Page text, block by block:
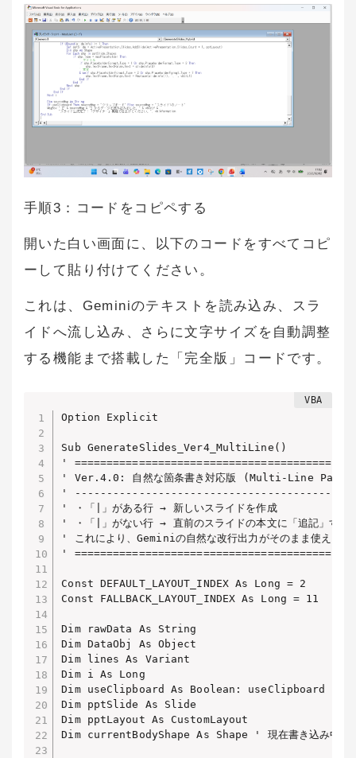
手順3：コードをコピペする
開いた白い画面に、以下のコードをすべてコピ
ーして貼り付けてください。
これは、Geminiのテキストを読み込み、スラ
イドへ流し込み、さらに文字サイズを自動調整
する機能まで搭載した「完全版」コードです。
Option Explicit
Sub GenerateSlides_Ver4_MultiLine()
'
' Ver.4.0: 自然な箇条書き対応版 (Multi-Line
'
' ・「|」がある行 → 新しいスライドを作成
' ・「|」がない行 → 直前のスライドの本文に「追記」する
' これにより、Geminiの自然な改行出力がそのまま使えるよ
'
Const DEFAULT_LAYOUT_INDEX As Long = 2
Const FALLBACK_LAYOUT_INDEX As Long = 11
Dim rawData As String
Dim DataObj As Object
Dim lines As Variant
Dim i As Long
Dim useClipboard As Boolean: useClipboard =
Dim pptSlide As Slide
Dim pptLayout As CustomLayout
Dim currentBodyShape As Shape ' 現在書き込み中の本